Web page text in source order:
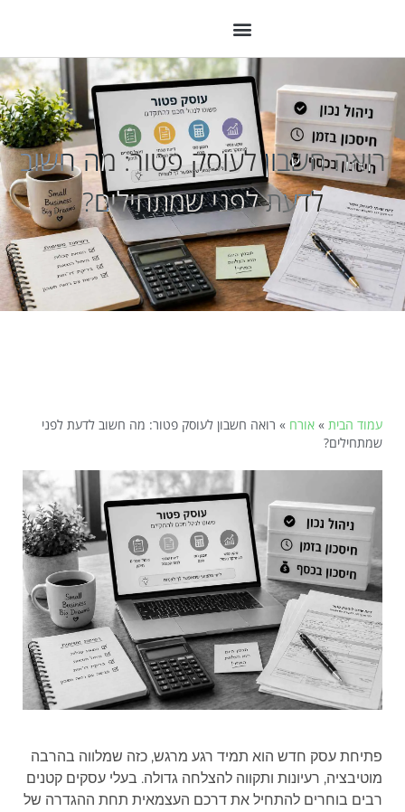
רואה חשבון לעוסק פטור: מה חשוב
לדעת לפני שמתחילים?
עמוד הבית » אורח » רואה חשבון לעוסק פטור: מה חשוב לדעת לפני
שמתחילים?
פתיחת עסק חדש הוא תמיד רגע מרגש, כזה שמלווה בהרבה
מוטיבציה, רעיונות ותקווה להצלחה גדולה. בעלי עסקים קטנים
רבים בוחרים להתחיל את דרכם העצמאית תחת ההגדרה של